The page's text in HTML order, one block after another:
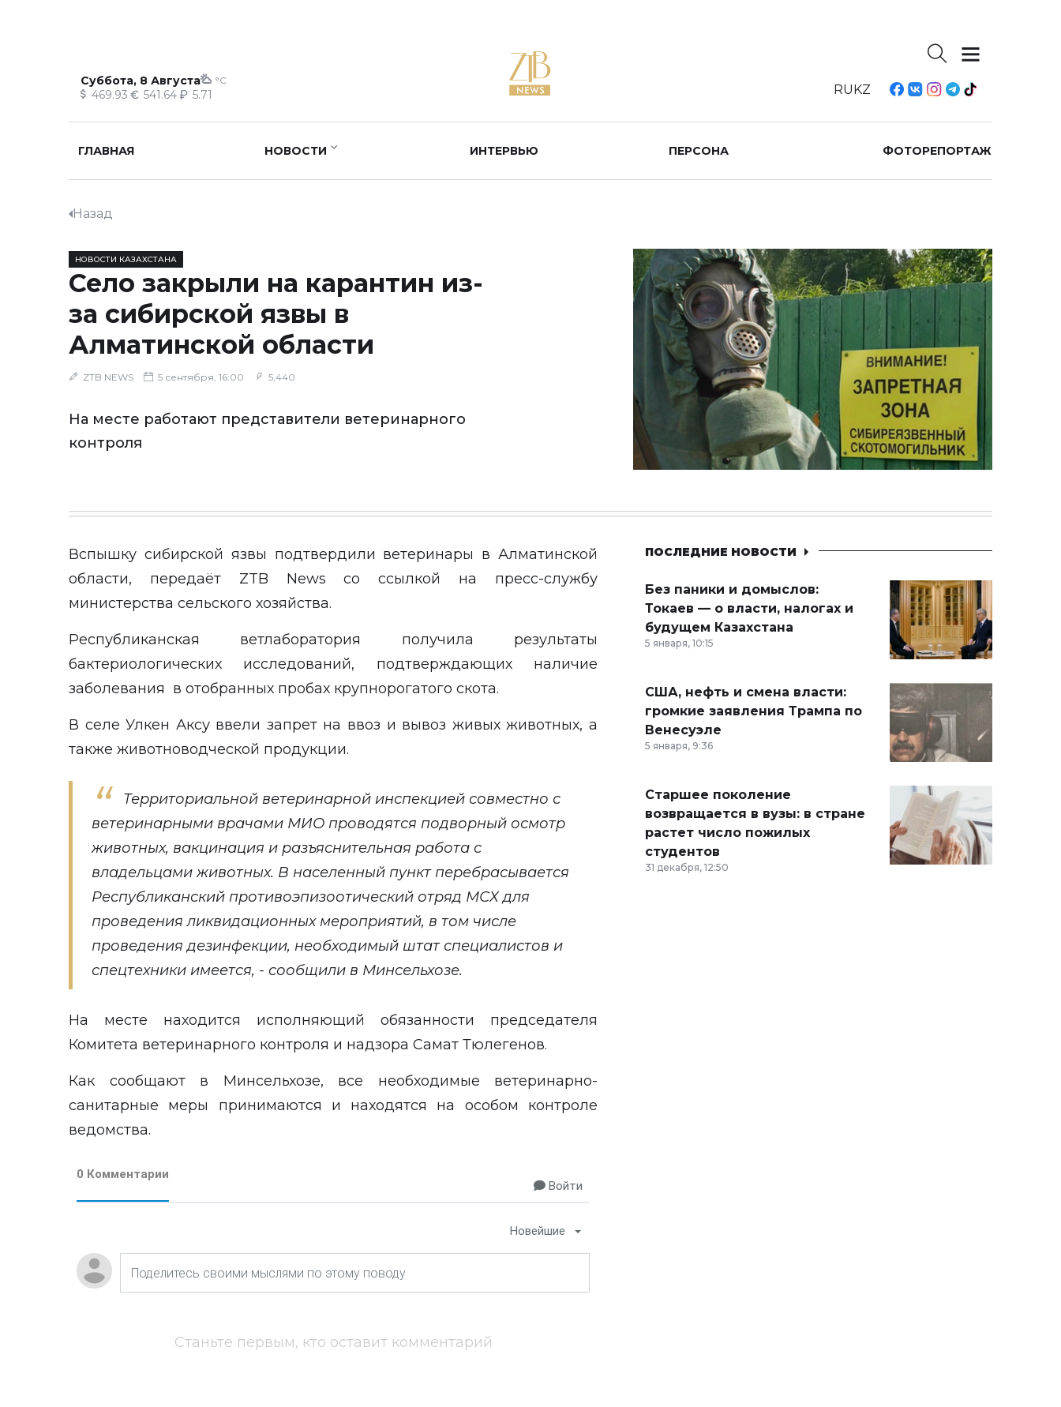
Суббота, 8 Августа °C
469.93 541.64 5.71 RUKZ
ГЛАВНАЯ НОВОСТИ ИНТЕРВЬЮ ПЕРСОНА ФОТОРЕПОРТАЖ
Назад
НОВОСТИ КАЗАХСТАНА
Село закрыли на карантин из-
за сибирской язвы в
Алматинской области
ZTB NEWS 5 сентября, 16:00 5,440
На месте работают представители ветеринарного
контроля
Вспышку сибирской язвы подтвердили ветеринары в Алматинской
области, передаёт ZTB News со ссылкой на пресс-службу
министерства сельского хозяйства.
Республиканская ветлаборатория получила результаты
бактериологических исследований, подтверждающих наличие
заболевания в отобранных пробах крупнорогатого скота.
В селе Улкен Аксу ввели запрет на ввоз и вывоз живых животных, а
также животноводческой продукции.
Территориальной ветеринарной инспекцией совместно с
ветеринарными врачами МИО проводятся подворный осмотр
животных, вакцинация и разъяснительная работа с
владельцами животных. В населенный пункт перебрасывается
Республиканский противоэпизоотический отряд МСХ для
проведения ликвидационных мероприятий, в том числе
проведения дезинфекции, необходимый штат специалистов и
спецтехники имеется, - сообщили в Минсельхозе.
На месте находится исполняющий обязанности председателя
Комитета ветеринарного контроля и надзора Самат Тюлегенов.
Как сообщают в Минсельхозе, все необходимые ветеринарно-
санитарные меры принимаются и находятся на особом контроле
ведомства.
0 Комментарии
Войти
Новейшие
Станьте первым, кто оставит комментарий
ПОСЛЕДНИЕ НОВОСТИ
Без паники и домыслов:
Токаев — о власти, налогах и
будущем Казахстана
5 января, 10:15
США, нефть и смена власти:
громкие заявления Трампа по
Венесуэле
5 января, 9:36
Старшее поколение
возвращается в вузы: в стране
растет число пожилых
студентов
31 декабря, 12:50